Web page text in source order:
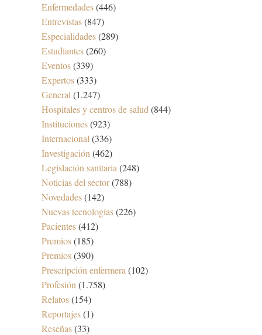
Enfermedades(446)
Entrevistas(847)
Especialidades(289)
Estudiantes(260)
Eventos(339)
Expertos(333)
General (1.247)
Hospitales y centros de salud (844)
Instituciones(923)
Internacional (336)
Investigación (462)
Legislación sanitaria (248)
Noticias del sector(788)
Novedades(142)
Nuevas tecnologías(226)
Pacientes(412)
Premios(185)
Premios(390)
Prescripción enfermera (102)
Profesión (1.758)
Relatos(154)
Reportajes(1)
Reseñas(33)